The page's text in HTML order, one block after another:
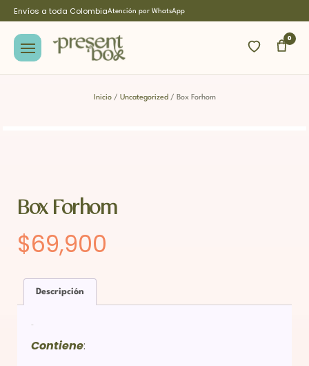
Envíos a toda ColombiaAtención por WhatsApp
0
Inicio/ Uncategorized / Box Forhom
Box Forhom
$69,900
Descripción
Contiene: